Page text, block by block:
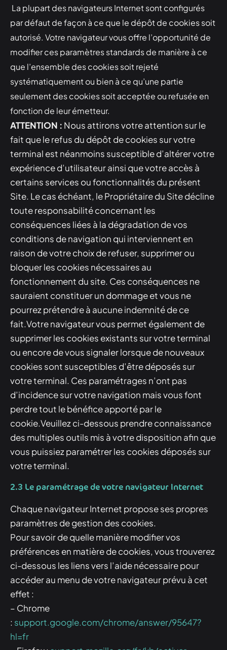
La plupart des navigateurs Internet sont configurés
par défaut de façon à ce que le dépôt de cookies soit
autorisé. Votre navigateur vous offre l’opportunité de
modifier ces paramètres standards de manière à ce
que l’ensemble des cookies soit rejeté
systématiquement ou bien à ce qu’une partie
seulement des cookies soit acceptée ou refusée en
fonction de leur émetteur.
ATTENTION : Nous attirons votre attention sur le
fait que le refus du dépôt de cookies sur votre
terminal est néanmoins susceptible d’altérer votre
expérience d’utilisateur ainsi que votre accès à
certains services ou fonctionnalités du présent
Site. Le cas échéant, le Propriétaire du Site décline
toute responsabilité concernant les
conséquences liées à la dégradation de vos
conditions de navigation qui interviennent en
raison de votre choix de refuser, supprimer ou
bloquer les cookies nécessaires au
fonctionnement du site. Ces conséquences ne
sauraient constituer un dommage et vous ne
pourrez prétendre à aucune indemnité de ce
fait.Votre navigateur vous permet également de
supprimer les cookies existants sur votre terminal
ou encore de vous signaler lorsque de nouveaux
cookies sont susceptibles d’être déposés sur
votre terminal. Ces paramétrages n’ont pas
d’incidence sur votre navigation mais vous font
perdre tout le bénéfice apporté par le
cookie.Veuillez ci-dessous prendre connaissance
des multiples outils mis à votre disposition afin que
vous puissiez paramétrer les cookies déposés sur
votre terminal.
2.3 Le paramétrage de votre navigateur Internet
Chaque navigateur Internet propose ses propres
paramètres de gestion des cookies.
Pour savoir de quelle manière modifier vos
préférences en matière de cookies, vous trouverez
ci-dessous les liens vers l’aide nécessaire pour
accéder au menu de votre navigateur prévu à cet
effet :
– Chrome
: support.google.com/chrome/answer/95647?
hl=fr